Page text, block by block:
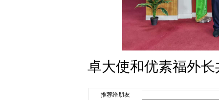
卓大使和优素福外
推荐给朋友